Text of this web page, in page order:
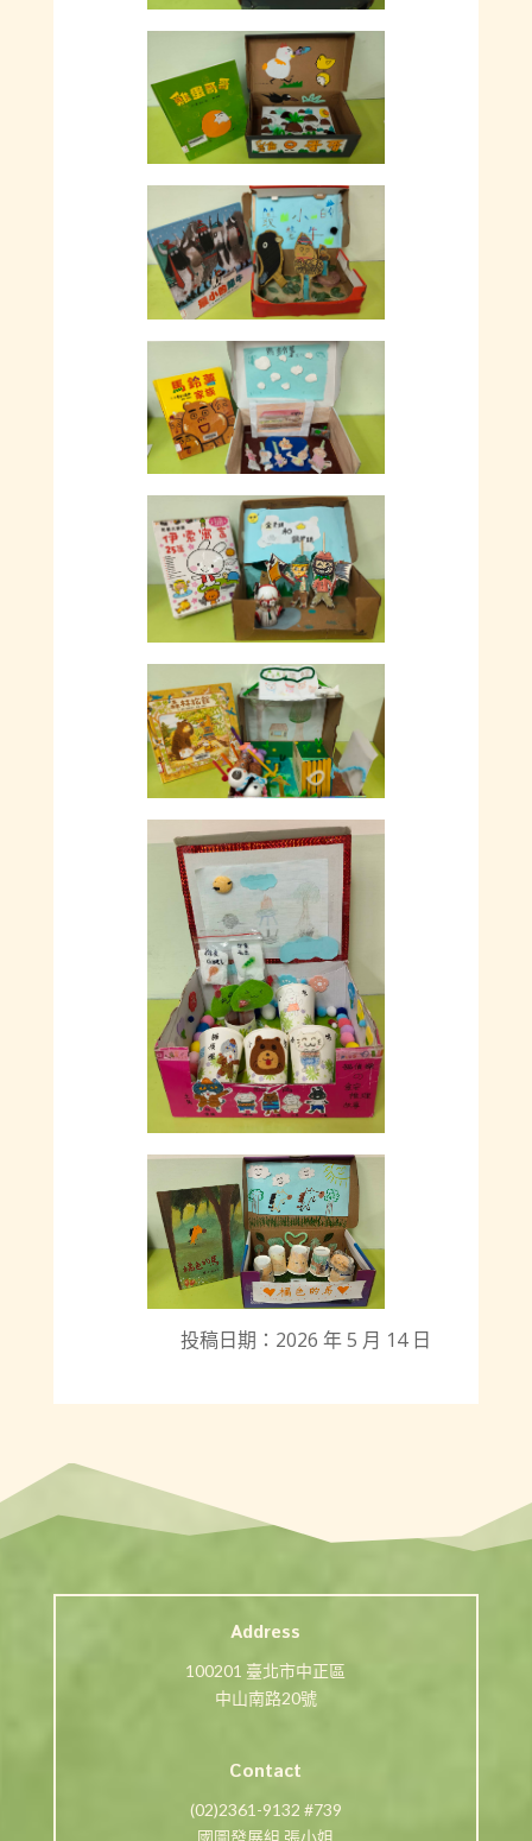
投稿日期：2026 年 5 月 14 日
Address
100201 臺北市中正區
中山南路20號
Contact
(02)2361-9132 #739
國圖發展組 張小姐